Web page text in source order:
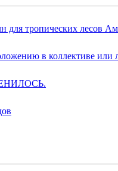
для тропических лесов
в коллективе